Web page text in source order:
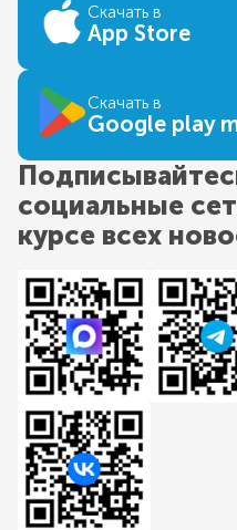
Скачать в
App Store
Скачать в
Google play
социальные
курсе всех